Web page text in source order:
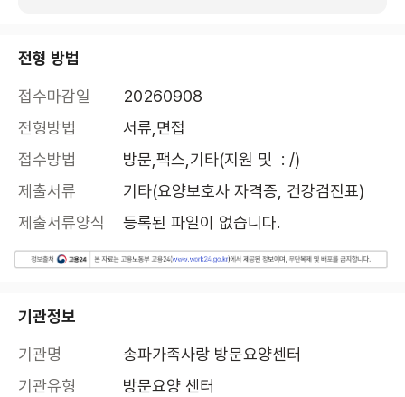
전형 방법
접수마감일
20260908
전형방법
서류,면접
접수방법
방문,팩스,기타(지원 및  : /)
제출서류
기타(요양보호사 자격증, 건강검진표)
제출서류양식
등록된 파일이 없습니다.
기관정보
기관명
송파가족사랑 방문요양센터
기관유형
방문요양 센터